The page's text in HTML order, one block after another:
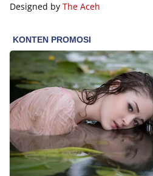
Designed by The Aceh